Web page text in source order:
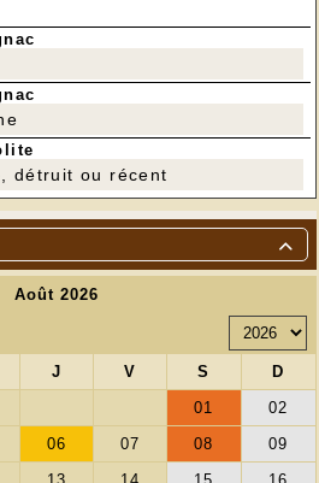

détruit ou récent